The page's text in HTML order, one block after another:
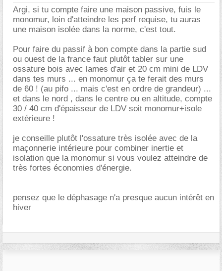
Argi, si tu compte faire une maison passive, fuis le
monomur, loin d'atteindre les perf requise, tu auras
une maison isolée dans la norme, c'est tout.
Pour faire du passif à bon compte dans la partie sud
ou ouest de la france faut plutôt tabler sur une
ossature bois avec lames d'air et 20 cm mini de LDV
dans tes murs ... en monomur ça te ferait des murs
de 60 ! (au pifo ... mais c'est en ordre de grandeur) ...
et dans le nord , dans le centre ou en altitude, compte
30 / 40 cm d'épaisseur de LDV soit monomur+isole
extérieure !
je conseille plutôt l'ossature très isolée avec de la
maçonnerie intérieure pour combiner inertie et
isolation que la monomur si vous voulez atteindre de
très fortes économies d'énergie.
pensez que le déphasage n'a presque aucun intérêt en
hiver